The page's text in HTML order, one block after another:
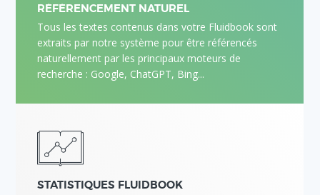
RÉFÉRENCEMENT NATUREL
Tous les textes contenus dans votre Fluidbook sont
extraits par notre système pour être référencés
naturellement par les principaux moteurs de
recherche : Google, ChatGPT, Bing...
STATISTIQUES FLUIDBOOK